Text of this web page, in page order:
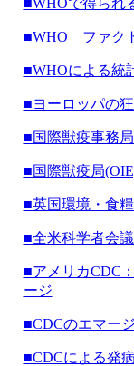
■WHOで得られ
■WHO ファク
■WHOによる統
■ヨーロッパの
■国際獣疫事務
■国際獣疫局
■英国環境・食
■全米科学者会
■アメリカCDC：
ージ
■CDCのエマー
■CDCによる発